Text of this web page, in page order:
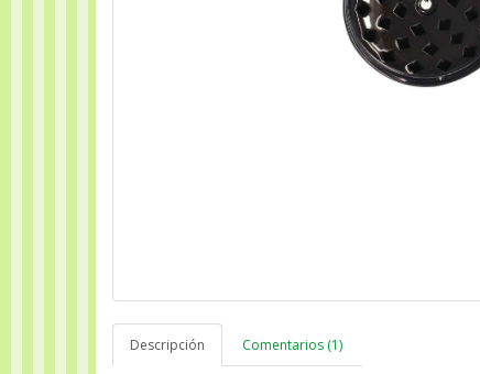
Descripción Comentarios (1)